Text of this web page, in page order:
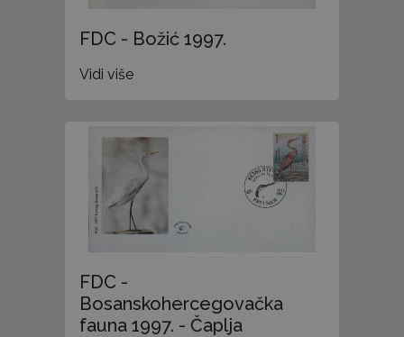
FDC - Božić 1997.
Vidi više
FDC -
Bosanskohercegovačka
fauna 1997. - Čaplja